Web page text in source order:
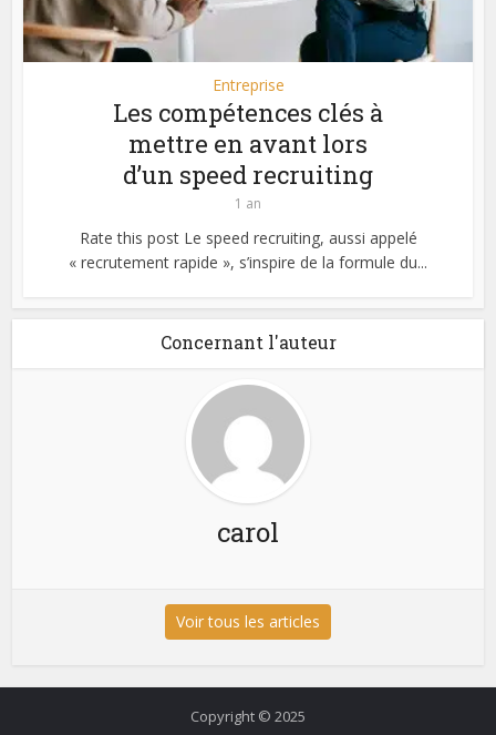
Entreprise
Les compétences clés à
mettre en avant lors
d’un speed recruiting
1 an
Rate this post Le speed recruiting, aussi appelé
« recrutement rapide », s’inspire de la formule du...
Concernant l'auteur
carol
Voir tous les articles
Copyright © 2025